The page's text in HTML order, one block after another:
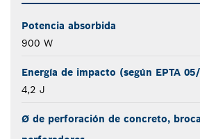
Potencia absorbida
900 W
Energía de impacto (según EPTA
4,2 J
Ø de perforación de concreto,